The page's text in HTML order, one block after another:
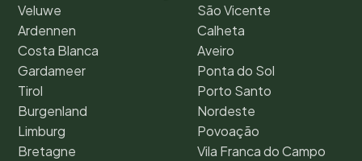
Veluwe
Ardennen
Costa Blanca
Gardameer
Tirol
Burgenland
Limburg
Bretagne
São Vicente
Calheta
Aveiro
Ponta do Sol
Porto Santo
Nordeste
Povoação
Vila Franca do Campo